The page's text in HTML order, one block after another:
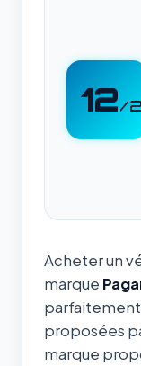
12/
Acheter un
marque
proposées
marque